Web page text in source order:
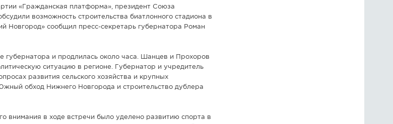
«Гражданская платформа», президент Союза
возможность строительства биатлонного стадиона в
сообщил пресс-секретарь губернатора Роман
губернатора и продлилась около часа. Шанцев и Прохоров
ситуацию в регионе. Губернатор и учредитель
развития сельского хозяйства и крупных
обход Нижнего Новгорода и строительство дублера
внимания в ходе встречи было уделено развитию спорта в